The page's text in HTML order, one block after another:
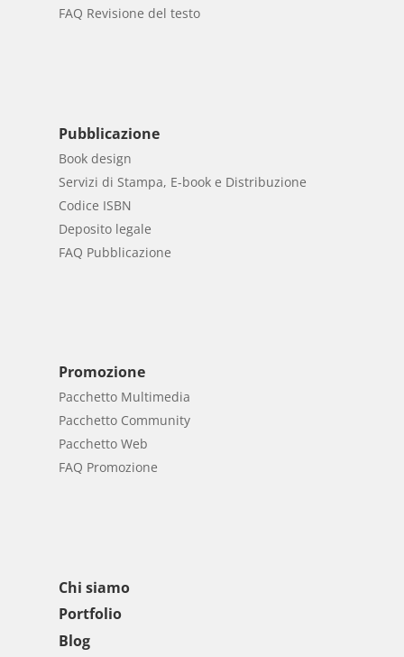
FAQ Revisione del testo
Pubblicazione
Book design
Servizi di Stampa, E-book e Distribuzione
Codice ISBN
Deposito legale
FAQ Pubblicazione
Promozione
Pacchetto Multimedia
Pacchetto Community
Pacchetto Web
FAQ Promozione
Chi siamo
Portfolio
Blog